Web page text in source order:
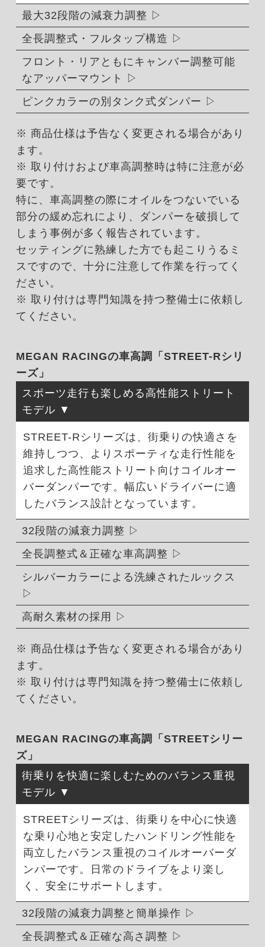
最大32段階の減衰力調整
全長調整式・フルタップ構造
フロント・リアともにキャンバー調整可能
なアッパーマウント
ピンクカラーの別タンク式ダンパー
※ 商品仕様は予告なく変更される場合があり
ます。
※ 取り付けおよび車高調整時は特に注意が必
要です。
特に、車高調整の際にオイルをつないでいる
部分の緩め忘れにより、ダンパーを破損して
しまう事例が多く報告されています。
セッティングに熟練した方でも起こりうるミ
スですので、十分に注意して作業を行ってく
ださい。
※ 取り付けは専門知識を持つ整備士に依頼し
てください。
MEGAN RACINGの車高調「STREET-Rシリ
ーズ」
スポーツ走行も楽しめる高性能ストリート
モデル
STREET-Rシリーズは、街乗りの快適さを
維持しつつ、よりスポーティな走行性能を
追求した高性能ストリート向けコイルオー
バーダンパーです。幅広いドライバーに適
したバランス設計となっています。
32段階の減衰力調整
全長調整式＆正確な車高調整
シルバーカラーによる洗練されたルックス
高耐久素材の採用
※ 商品仕様は予告なく変更される場合があり
ます。
※ 取り付けは専門知識を持つ整備士に依頼し
てください。
MEGAN RACINGの車高調「STREETシリー
ズ」
街乗りを快適に楽しむためのバランス重視
モデル
STREETシリーズは、街乗りを中心に快適
な乗り心地と安定したハンドリング性能を
両立したバランス重視のコイルオーバーダ
ンパーです。日常のドライブをより楽し
く、安全にサポートします。
32段階の減衰力調整と簡単操作
全長調整式＆正確な高さ調整